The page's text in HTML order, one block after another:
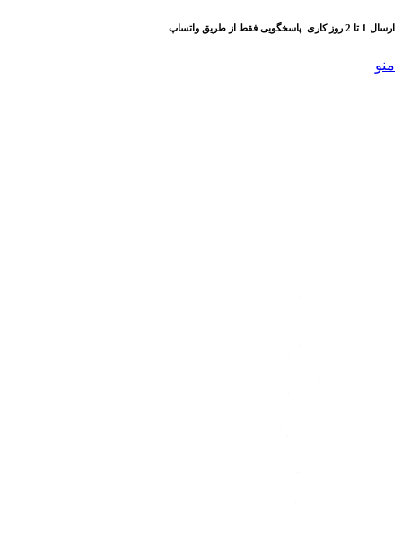
ارسال 1 تا 2 روز کاری پاسخگویی فقط از طریق واتساپ
منو